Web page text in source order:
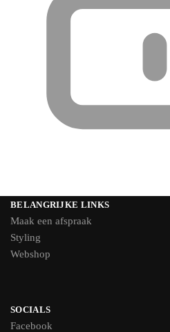
BELANGRIJKE LINKS
Maak een afspraak
Styling
Webshop
SOCIALS
Facebook